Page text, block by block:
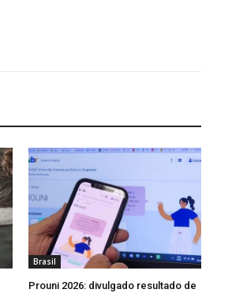
Brasil
Prouni 2026: divulgado resultado de